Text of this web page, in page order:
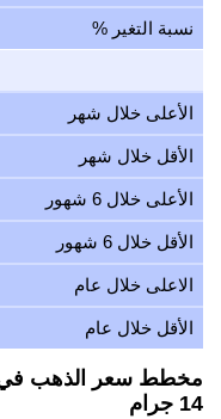
نسبة التغير %
الأعلى خلال شهر
الأقل خلال شهر
الأعلى خلال 6 شهور
الأقل خلال 6 شهور
الاعلى خلال عام
الأقل خلال عام
مخطط سعر الذهب في
14 جرام